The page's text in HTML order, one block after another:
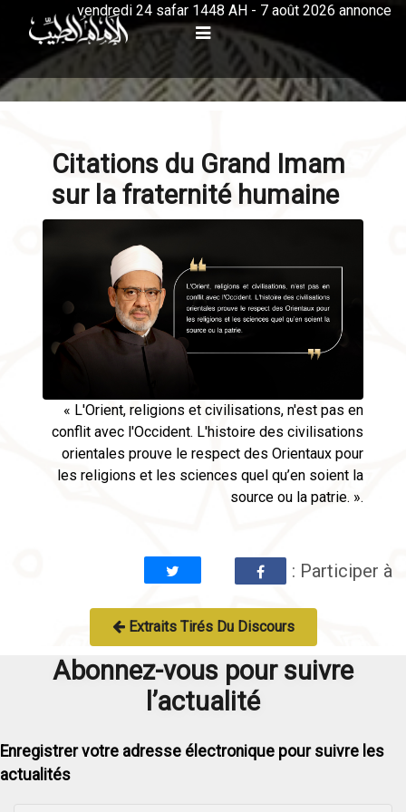
vendredi 24 safar 1448 AH - 7 août 2026 annonce
Citations du Grand Imam
sur la fraternité humaine
« L'Orient, religions et civilisations, n'est pas en
conflit avec l'Occident. L'histoire des civilisations
orientales prouve le respect des Orientaux pour
les religions et les sciences quel qu’en soient la
source ou la patrie. ».
: Participer à
Extraits Tirés Du Discours
Abonnez-vous pour suivre
l’actualité
Enregistrer votre adresse électronique pour suivre les
actualités